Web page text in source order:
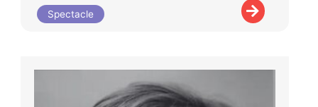
Spectacle